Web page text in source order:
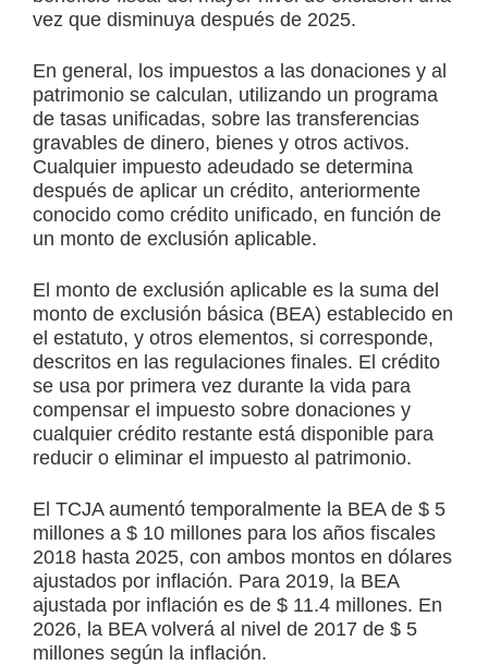
vez que disminuya después de 2025.
En general, los impuestos a las donaciones y al
patrimonio se calculan, utilizando un programa
de tasas unificadas, sobre las transferencias
gravables de dinero, bienes y otros activos.
Cualquier impuesto adeudado se determina
después de aplicar un crédito, anteriormente
conocido como crédito unificado, en función de
un monto de exclusión aplicable.
El monto de exclusión aplicable es la suma del
monto de exclusión básica (BEA) establecido en
el estatuto, y otros elementos, si corresponde,
descritos en las regulaciones finales. El crédito
se usa por primera vez durante la vida para
compensar el impuesto sobre donaciones y
cualquier crédito restante está disponible para
reducir o eliminar el impuesto al patrimonio.
El TCJA aumentó temporalmente la BEA de $ 5
millones a $ 10 millones para los años fiscales
2018 hasta 2025, con ambos montos en dólares
ajustados por inflación. Para 2019, la BEA
ajustada por inflación es de $ 11.4 millones. En
2026, la BEA volverá al nivel de 2017 de $ 5
millones según la inflación.